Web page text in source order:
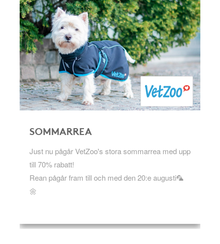
SOMMARREA
Just nu pågår VetZoo's stora sommarrea med upp
till 70% rabatt!
Rean pågår fram till och med den 20:e augusti🦜
🌼